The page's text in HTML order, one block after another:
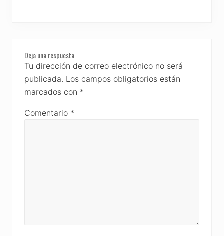
Reader
Interactions
Deja una respuesta
Tu dirección de correo electrónico no será
publicada. Los campos obligatorios están
marcados con *
Comentario *